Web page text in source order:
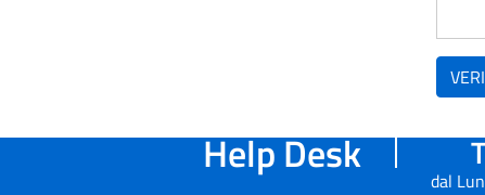
Help Desk dal